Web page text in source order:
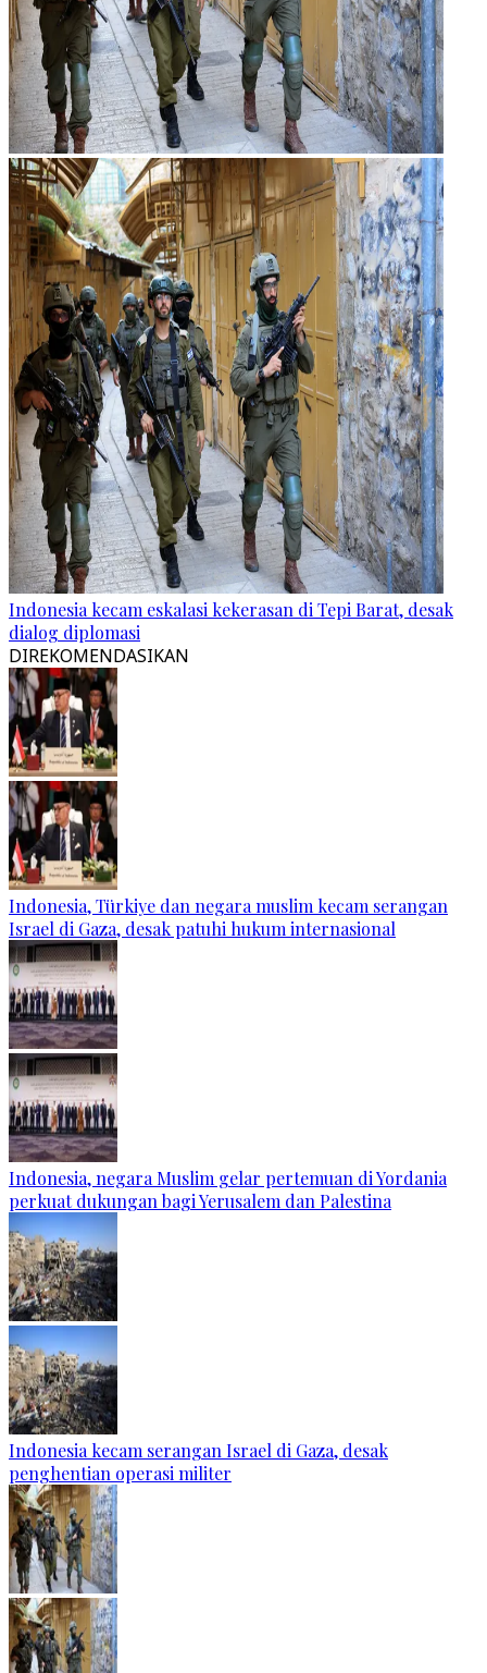
Indonesia kecam eskalasi kekerasan di Tepi Barat, desak
dialog diplomasi
DIREKOMENDASIKAN
Indonesia, Türkiye dan negara muslim kecam serangan
Israel di Gaza, desak patuhi hukum internasional
Indonesia, negara Muslim gelar pertemuan di Yordania
perkuat dukungan bagi Yerusalem dan Palestina
Indonesia kecam serangan Israel di Gaza, desak
penghentian operasi militer